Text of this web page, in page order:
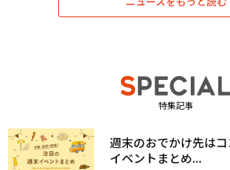
特集記事
週末のおでかけ先は
イベントまとめ...